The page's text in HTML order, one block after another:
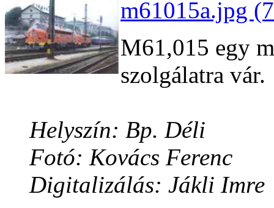
m61015a.jpg
M61,015 egy
szolgálatra vár.
Helyszín: Bp. Déli
Fotó: Kovács Ferenc
Digitalizálás: Jákli Imre